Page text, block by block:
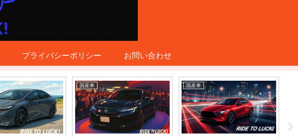
プライバシーポリシー お問い合わせ
国産車 国産車